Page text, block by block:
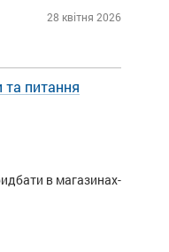
28 квітня 2026
та питання
в магазинах-